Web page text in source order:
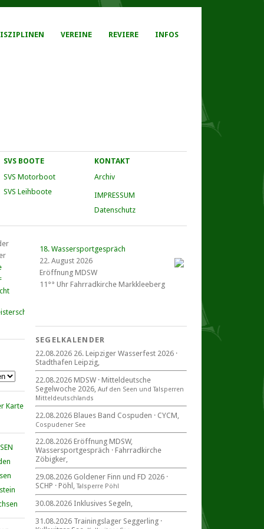
VEREINE REVIERE INFOS
SVS BOOTE
SVS Motorboot
SVS Leihboote
KONTAKT
Archiv
IMPRESSUM
Datenschutz
18. Wassersportgespräch
22. August 2026
Eröffnung MDSW
11°° Uhr Fahrrad­kirche Markkleeberg
22. August 2026
für alle Segler am See
Mitteldeutsche Segelwoche
22. – 30. August 2026 in Sachsen ·
Thüringen · Sachsen Anhalt
Goldener Finn und FD 2026
29. – 30. August 2026
beim SCHP auf der Talsperre Pöhl
SEGELKALENDER
22.08.2026 26. Leipziger Wasserfest 2026 ·
Stadthafen Leipzig,
22.08.2026 MDSW · Mitteldeutsche
Segelwoche 2026, Auf den Seen und Tal­sperren
Mittel­deut­sch­lands
22.08.2026 Blaues Band Cospuden · CYCM,
Cospudener See
22.08.2026 Eröffnung MDSW,
Wassersportgespräch · Fahrradkirche
Zöbigker,
29.08.2026 Goldener Finn und FD 2026 ·
SCHP · Pöhl, Talsperre Pöhl
30.08.2026 Inklusives Segeln,
31.08.2026 Trainingslager Seggerling ·